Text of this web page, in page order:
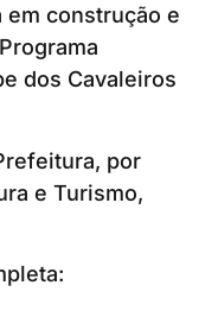
em construção e
dos Cavaleiros
por
e Turismo,